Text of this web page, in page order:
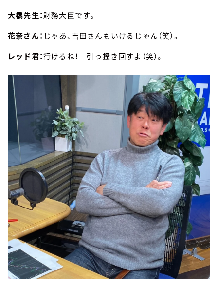
大橋先生：財務大臣です。
花奈さん： じゃあ、吉田さんもいけるじゃん（笑）。
レッド君：行けるね！ 引っ掻き回すよ（笑）。